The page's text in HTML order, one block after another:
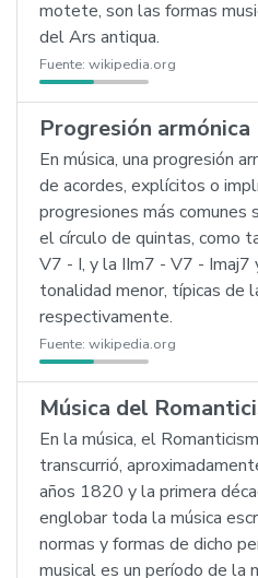
motete, son las formas
del Ars antiqua.
Fuente: wikipedia.org
Progresión armónica
En música, una progresión
de acordes, explícitos o
progresiones más comunes
el círculo de quintas, como
V7 - I, y la IIm7 - V7 - Imaj7
tonalidad menor, típicas de
respectivamente.
Fuente: wikipedia.org
Música del
En la música, el
transcurrió,
años 1820 y la primera
englobar toda la música
normas y formas de dicho
musical es un período de la